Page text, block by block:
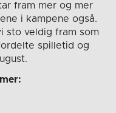
fram mer og mer
i kampene også.
sto veldig fram som
spilletid og